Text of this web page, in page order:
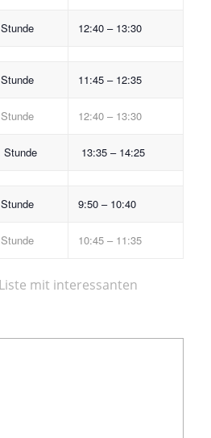
12:40 – 13:30
11:45 – 12:35
12:40 – 13:30
Stunde 13:35 – 14:25
9:50 – 10:40
10:45 – 11:35
mit interessanten